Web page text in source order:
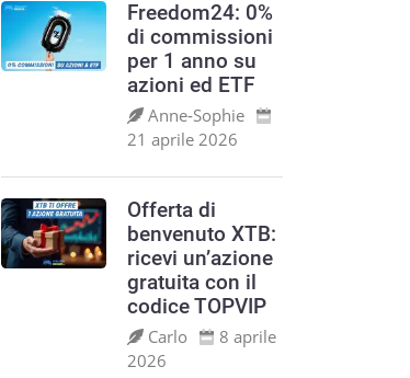
Freedom24: 0%
di commissioni
per 1 anno su
azioni ed ETF
Anne‑Sophie
21 aprile 2026
Offerta di
benvenuto XTB:
ricevi un’azione
gratuita con il
codice TOPVIP
Carlo
8 aprile
2026